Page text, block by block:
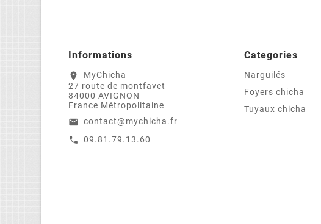
Informations
location_on
MyChicha
27 route de montfavet
84000 AVIGNON
France Métropolitaine
email contact@mychicha.fr
call 09.81.79.13.60
Categories
Narguilés
Foyers chicha
Tuyaux chicha